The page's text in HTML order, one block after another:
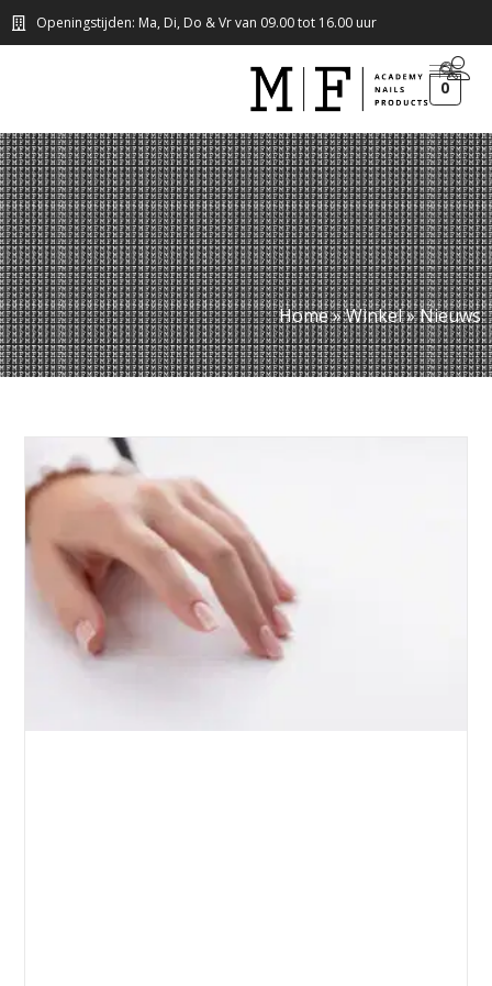
Openingstijden: Ma, Di, Do & Vr van 09.00 tot 16.00 uur
0
Home»Winkel»Nieuws